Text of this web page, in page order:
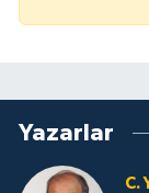
Yazarlar
C.